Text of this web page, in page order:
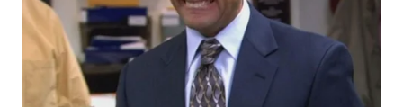
WN
PURWAKARTA
WN
PRIANGAN